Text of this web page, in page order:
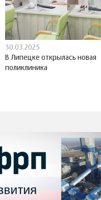
30.03.2025
В Липецке открылась новая
поликлиника